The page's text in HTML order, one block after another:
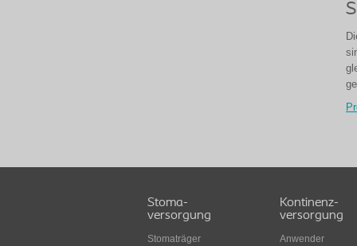
Stoma-
versorgung
Stomaträger
Kontinenz-
versorgung
Anwender